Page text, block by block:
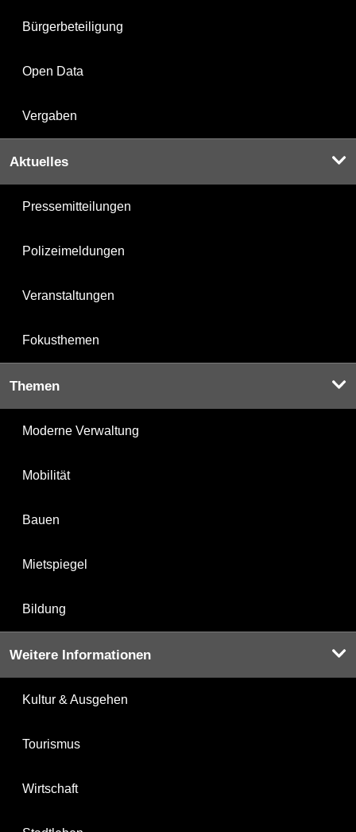
Bürgerbeteiligung
Open Data
Vergaben
Aktuelles
Pressemitteilungen
Polizeimeldungen
Veranstaltungen
Fokusthemen
Themen
Moderne Verwaltung
Mobilität
Bauen
Mietspiegel
Bildung
Weitere Informationen
Kultur & Ausgehen
Tourismus
Wirtschaft